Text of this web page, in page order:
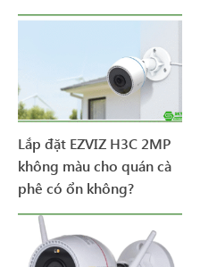
Lắp đặt EZVIZ H3C 2MP
không màu cho quán cà
phê có ổn không?